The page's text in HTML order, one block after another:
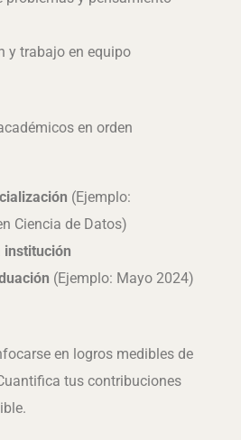
y trabajo en equipo
en orden
(Ejemplo:
Ciencia de Datos)
institución
(Ejemplo: Mayo 2024)
en logros medibles de
tus contribuciones